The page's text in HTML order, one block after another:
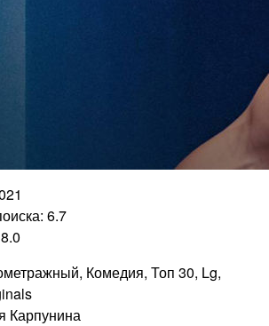
6.7
Комедия, Топ 30, Lg,
Карпунина